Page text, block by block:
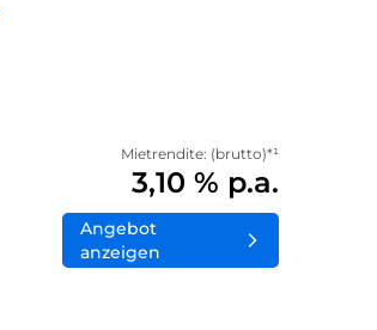
Mietrendite: (brutto)*¹
3,10 % p.a.
Angebot
anzeigen